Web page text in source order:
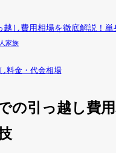
し費用相場を徹底解説！
家族
料金・代金相場
の引っ越し費